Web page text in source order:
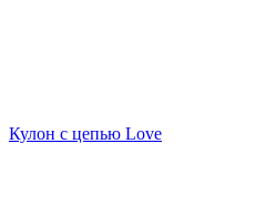
Кулон с цепью Love